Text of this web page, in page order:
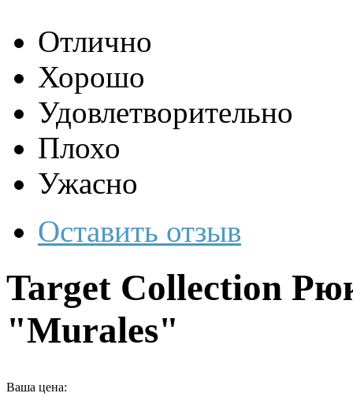
Отлично
Хорошо
Удовлетворительно
Плохо
Ужасно
Оставить отзыв
Target Collection
"Murales"
Ваша цена: